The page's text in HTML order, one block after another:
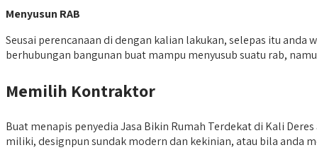
Menyusun RAB
Seusai perencanaan di dengan kalian lakukan, selepas itu
berhubungan bangunan buat mampu menyusub suatu rab,
Memilih Kontraktor
Buat menapis penyedia Jasa Bikin Rumah Terdekat di Kali
miliki, designpun sundak modern dan kekinian, atau bila anda